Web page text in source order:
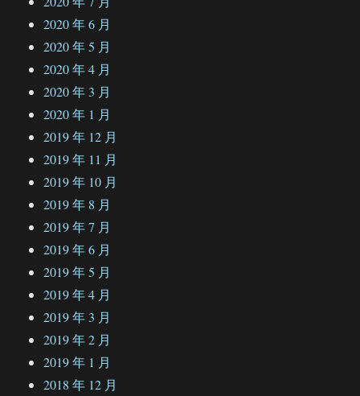
2020 年 6 月
2020 年 5 月
2020 年 4 月
2020 年 3 月
2020 年 1 月
2019 年 12 月
2019 年 11 月
2019 年 10 月
2019 年 8 月
2019 年 7 月
2019 年 6 月
2019 年 5 月
2019 年 4 月
2019 年 3 月
2019 年 2 月
2019 年 1 月
2018 年 12 月